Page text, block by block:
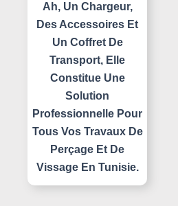
Ah, Un Chargeur,
Des Accessoires Et
Un Coffret De
Transport, Elle
Constitue Une
Solution
Professionnelle Pour
Tous Vos Travaux De
Perçage Et De
Vissage En Tunisie.